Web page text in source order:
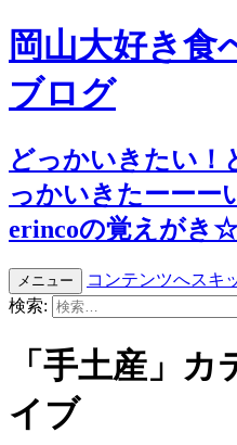
岡山大好き食
ブログ
どっかいきたい！
っかいきたーーー
erincoの覚えがき
メニュー
コンテンツへスキ
検索:
「手土産」
イブ